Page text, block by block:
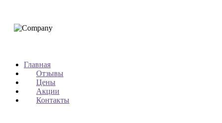
Главная
Отзывы
Цены
Акции
Контакты